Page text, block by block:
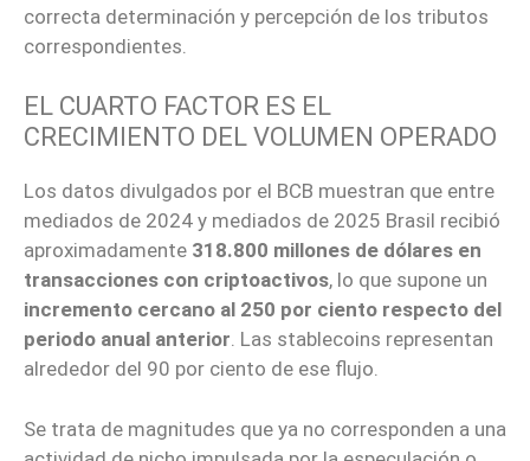
correcta determinación y percepción de los tributos
correspondientes.
EL CUARTO FACTOR ES EL
CRECIMIENTO DEL VOLUMEN OPERADO
Los datos divulgados por el BCB muestran que entre
mediados de 2024 y mediados de 2025 Brasil recibió
aproximadamente 318.800 millones de dólares en
transacciones con criptoactivos, lo que supone un
incremento cercano al 250 por ciento respecto del
periodo anual anterior. Las stablecoins representan
alrededor del 90 por ciento de ese flujo.
Se trata de magnitudes que ya no corresponden a una